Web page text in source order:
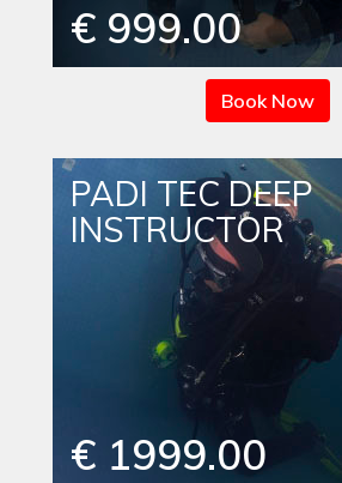
€ 999.00
Book Now
PADI TEC DEEP
INSTRUCTOR
€ 1999.00